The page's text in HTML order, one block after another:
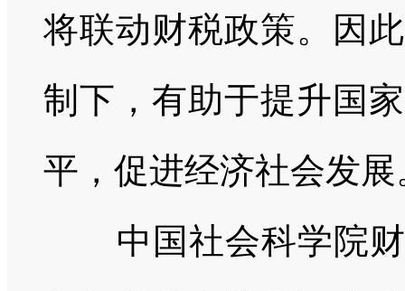
将联动财税政策。因
制下，有助于提升国
平，促进经济社会发展
中国社会科学院财